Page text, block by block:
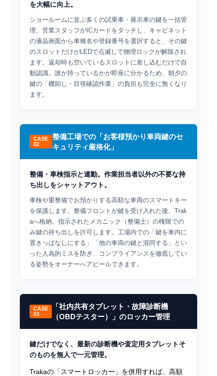
を大幅に向上。
ショールームに並ぶ多くの試乗車・展示車の鍵を一括管
理。営業スタッフがICカードをタッチし、キャビネット
の液晶画面から車種名や登録番号を選択すると、その鍵
のスロットだけがLEDで点滅して物理ロックが解除され
ます。返却時も空いているスロットに差し込むだけで自
動認識。誰が持っているかが即座に分かるため、朝夕の
鍵の「棚卸し・目視確認作業」の負担も完全に無くなり
ます。
CASE
02
整備工場での「お客様預かり車両鍵のセ
キュリティ厳格化」
整備・車検指示と連動。作業担当者以外の不要な持
ち出しをシャットアウト。
車検や重整備でお預かりする高額な車両のスマートキー
を保護します。整備フロントが鍵を受け入れた後、Trak
aへ格納。指示されたメカニック（整備士）の権限での
み鍵の持ち出しを許可します。工場内での「鍵を車内に
置きっぱなしにする」「他の車両の鍵と混同する」とい
った人為的ミスを防ぎ、コンプライアンスを徹底してい
る姿勢をオーナーへアピールできます。
CASE
03
「社内共有タブレット・故障診断機
（OBDテスター）」のロッカー管理
鍵だけでなく、最新の診断機や査定用タブレットそ
のものを無人で一元管理。
Trakaの「スマートロッカー」を併用すれば、高額